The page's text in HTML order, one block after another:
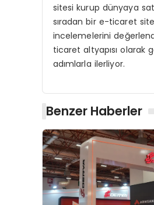
sitesi kurup dünyaya
sıradan bir e-ticaret
incelemelerini
ticaret altyapısı olarak
adımlarla ilerliyor.
Benzer Haberler